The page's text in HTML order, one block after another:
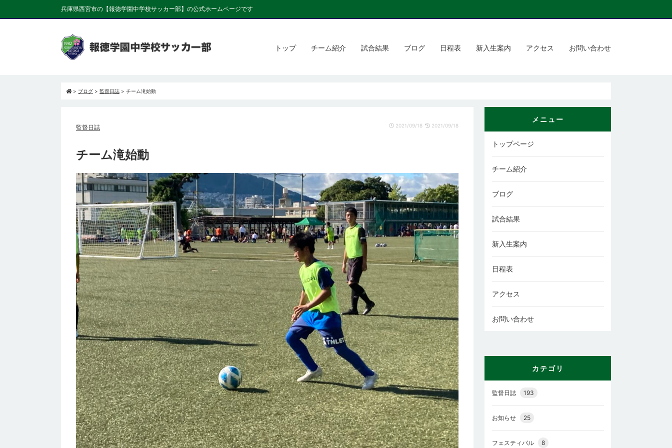
兵庫県西宮市の【報徳学園中学校サッカー部】の公式ホームページです
トップ チーム紹介 試合結果 ブログ 日程表 新入生案内 アクセス お問い合わせ
> ブログ > 監督日誌 > チーム滝始動
監督日誌 2021/09/18 2021/09/18
チーム滝始動
メニュー
トップページ
チーム紹介
ブログ
試合結果
新入生案内
日程表
アクセス
お問い合わせ
カテゴリ
監督日誌 193
お知らせ 25
フェスティバル 8